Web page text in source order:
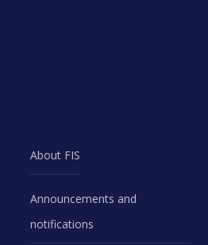
About FIS
Announcements and
notifications